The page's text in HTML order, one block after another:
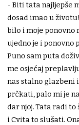
- Biti tata najljepše
dosad imao u
bilo i moje ponovno
ujedno je i ponovno
Puno sam puta
me osjećaj
nas stalno glazbeni
prčkati, palo mi je
dar njoj. Tata radi to
i Cvita to slušati.